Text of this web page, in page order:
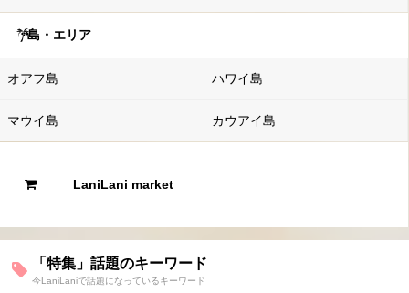
島・エリア
オアフ島 ハワイ島
マウイ島 カウアイ島
LaniLani market
「特集」話題のキーワード
今LaniLaniで話題になっているキーワード